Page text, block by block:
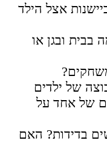
אצל הילד
ובגן או
של ילדים
של אחד על
בדידות? האם